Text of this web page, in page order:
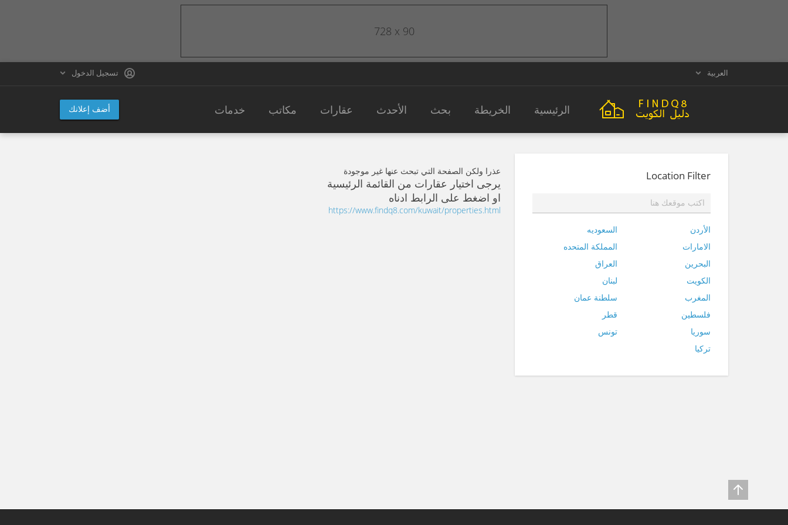
العربية تسجيل الدخول
أضف إعلانك الرئيسية الخريطة بحث الأحدث عقارات مكاتب خدمات
Location Filter
الأردن
السعوديه
الامارات
المملكة المتحده
البحرين
العراق
الكويت
لبنان
المغرب
سلطنة عمان
فلسطين
قطر
سوريا
تونس
تركيا
عذرا ولكن الصفحة التي تبحث عنها غير موجودة
يرجى اختيار عقارات من القائمة الرئيسية
او اضغط على الرابط ادناه
https://www.findq8.com/kuwait/properties.html
728 x 90